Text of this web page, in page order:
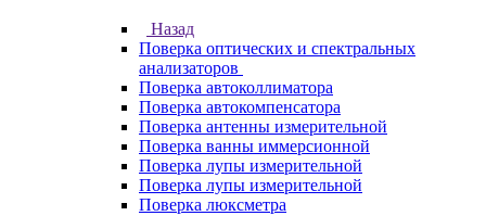
Назад
Поверка оптических и спектральных
анализаторов
Поверка автоколлиматора
Поверка автокомпенсатора
Поверка антенны измерительной
Поверка ванны иммерсионной
Поверка лупы измерительной
Поверка лупы измерительной
Поверка люксметра